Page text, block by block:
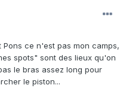
ce n'est pas mon camps,
spots" sont des lieux qu'on
le bras assez long pour
le piston...